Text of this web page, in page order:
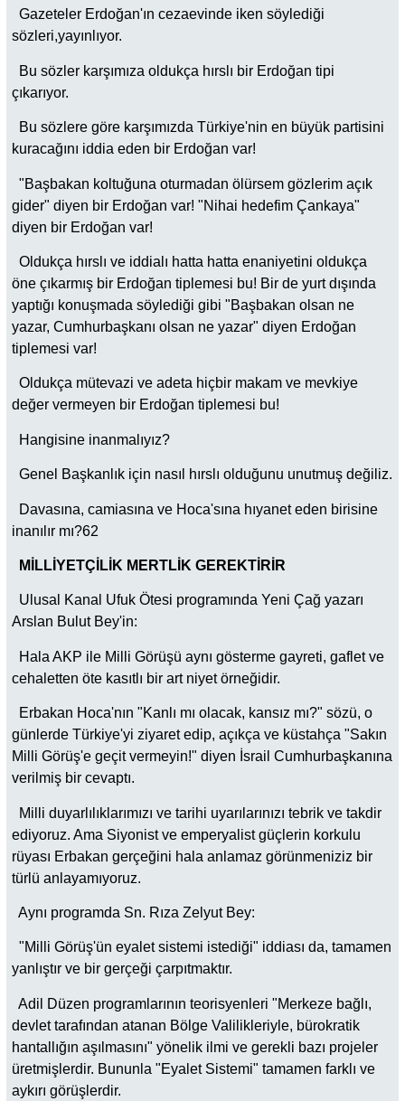
Gazeteler Erdoğan'ın cezaevinde iken söylediği
sözleri,yayınlıyor.
Bu sözler karşımıza oldukça hırslı bir Erdoğan tipi
çıkarıyor.
Bu sözlere göre karşımızda Türkiye'nin en büyük partisini
kuracağını iddia eden bir Erdoğan var!
"Başbakan koltuğuna oturmadan ölürsem gözlerim açık
gider" diyen bir Erdoğan var! "Nihai hedefim Çankaya"
diyen bir Erdoğan var!
Oldukça hırslı ve iddialı hatta hatta enaniyetini oldukça
öne çıkarmış bir Erdoğan tiplemesi bu! Bir de yurt dışında
yaptığı konuşmada söylediği gibi "Başbakan olsan ne
yazar, Cumhurbaşkanı olsan ne yazar" diyen Erdoğan
tiplemesi var!
Oldukça mütevazi ve adeta hiçbir makam ve mevkiye
değer vermeyen bir Erdoğan tiplemesi bu!
Hangisine inanmalıyız?
Genel Başkanlık için nasıl hırslı olduğunu unutmuş değiliz.
Davasına, camiasına ve Hoca'sına hıyanet eden birisine
inanılır mı?62
MİLLİYETÇİLİK MERTLİK GEREKTİRİR
Ulusal Kanal Ufuk Ötesi programında Yeni Çağ yazarı
Arslan Bulut Bey'in:
Hala AKP ile Milli Görüşü aynı gösterme gayreti, gaflet ve
cehaletten öte kasıtlı bir art niyet örneğidir.
Erbakan Hoca'nın "Kanlı mı olacak, kansız mı?" sözü, o
günlerde Türkiye'yi ziyaret edip, açıkça ve küstahça "Sakın
Milli Görüş'e geçit vermeyin!" diyen İsrail Cumhurbaşkanına
verilmiş bir cevaptı.
Milli duyarlılıklarımızı ve tarihi uyarılarınızı tebrik ve takdir
ediyoruz. Ama Siyonist ve emperyalist güçlerin korkulu
rüyası Erbakan gerçeğini hala anlamaz görünmeniziz bir
türlü anlayamıyoruz.
Aynı programda Sn. Rıza Zelyut Bey:
"Milli Görüş'ün eyalet sistemi istediği" iddiası da, tamamen
yanlıştır ve bir gerçeği çarpıtmaktır.
Adil Düzen programlarının teorisyenleri "Merkeze bağlı,
devlet tarafından atanan Bölge Valilikleriyle, bürokratik
hantallığın aşılmasını" yönelik ilmi ve gerekli bazı projeler
üretmişlerdir. Bununla "Eyalet Sistemi" tamamen farklı ve
aykırı görüşlerdir.